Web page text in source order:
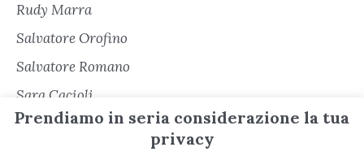
Rudy Marra
Salvatore Orofino
Salvatore Romano
Sara Cacioli
Senza categoria
Prendiamo in seria considerazione la tua
privacy